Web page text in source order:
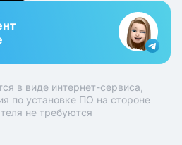
в виде интернет-сервиса,
по установке ПО на стороне
не требуются